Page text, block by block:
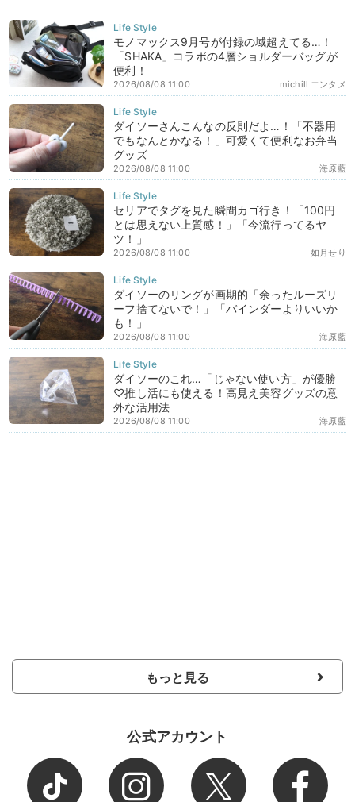
モノマックス9月号が付録の域超えてる…！
「SHAKA」コラボの4層ショルダーバッグが
便利！
michill エンタメ
2026/08/08 11:00
ダイソーさんこんなの反則だよ…！「不器用
でもなんとかなる！」可愛くて便利なお弁当
グッズ
海原藍
2026/08/08 11:00
セリアでタグを見た瞬間カゴ行き！「100円
とは思えない上質感！」「今流行ってるヤ
ツ！」
如月せり
2026/08/08 11:00
ダイソーのリングが画期的「余ったルーズリ
ーフ捨てないで！」「バインダーよりいいか
も！」
海原藍
2026/08/08 11:00
ダイソーのこれ…「じゃない使い方」が優勝
♡推し活にも使える！高見え美容グッズの意
外な活用法
海原藍
2026/08/08 11:00
もっと見る
公式アカウント